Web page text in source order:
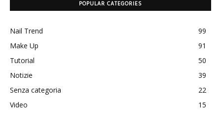
POPULAR CATEGORIES
Nail Trend
99
Make Up
91
Tutorial
50
Notizie
39
Senza categoria
22
Video
15